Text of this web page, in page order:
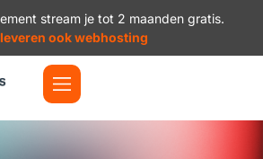
stream je tot 2 maanden gratis.
ook webhosting